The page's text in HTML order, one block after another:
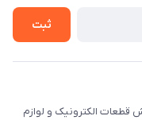
ثبت
سال 1399 با هدف فروش قطعات الکترونیک و لوازم